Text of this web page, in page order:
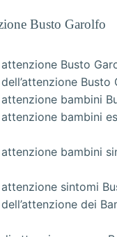
Busto Garolfo
Busto
Busto
bambini
bambini
bambini
sintomi
dei